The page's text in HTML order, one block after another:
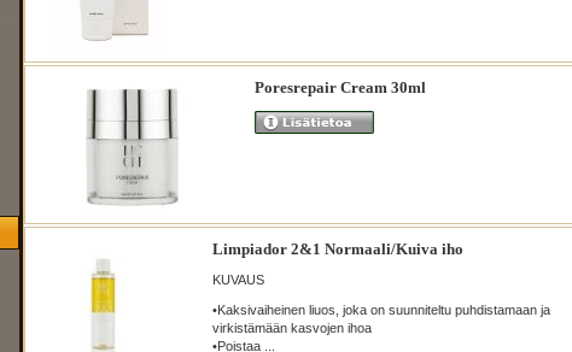
Poresrepair Cream 30ml
Limpiador 2&1 Normaali/Kuiva iho
KUVAUS
•Kaksivaiheinen liuos, joka on suunniteltu puhdistamaan ja
virkistämään kasvojen ihoa
•Poistaa ...